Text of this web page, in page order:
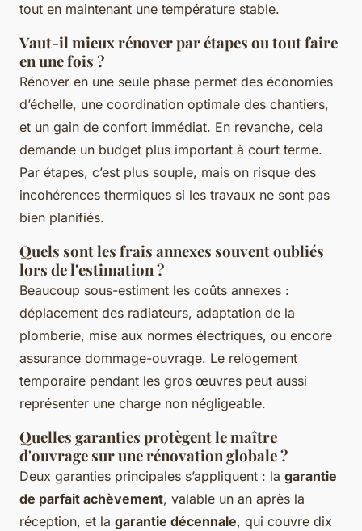
tout en maintenant une température stable.
Vaut-il mieux rénover par étapes ou tout faire
en une fois ?
Rénover en une seule phase permet des économies
d’échelle, une coordination optimale des chantiers,
et un gain de confort immédiat. En revanche, cela
demande un budget plus important à court terme.
Par étapes, c’est plus souple, mais on risque des
incohérences thermiques si les travaux ne sont pas
bien planifiés.
Quels sont les frais annexes souvent oubliés
lors de l'estimation ?
Beaucoup sous-estiment les coûts annexes :
déplacement des radiateurs, adaptation de la
plomberie, mise aux normes électriques, ou encore
assurance dommage-ouvrage. Le relogement
temporaire pendant les gros œuvres peut aussi
représenter une charge non négligeable.
Quelles garanties protègent le maître
d'ouvrage sur une rénovation globale ?
Deux garanties principales s’appliquent : la garantie
de parfait achèvement, valable un an après la
réception, et la garantie décennale, qui couvre dix